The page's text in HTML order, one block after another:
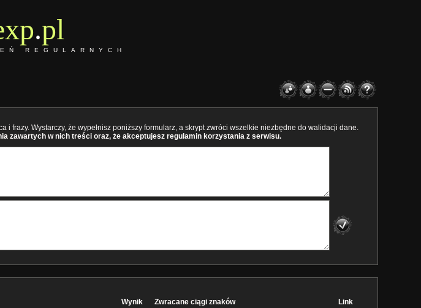
.pl
REGULARNYCH
frazy. Wystarczy, że wypełnisz poniższy formularz, a skrypt zwróci wszelkie niezbędne do walidacji dane.
zawartych w nich treści oraz, że akceptujesz regulamin korzystania z serwisu.
Wynik Zwracane ciągi znaków
Link